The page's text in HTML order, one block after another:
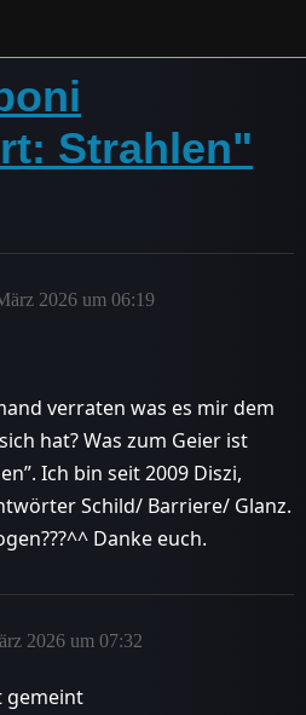
Strahlen"
2026 um 06:19
verraten was es mir dem
hat? Was zum Geier ist
Ich bin seit 2009 Diszi,
Schild/ Barriere/ Glanz.
Danke euch.
2026 um 07:32
gemeint